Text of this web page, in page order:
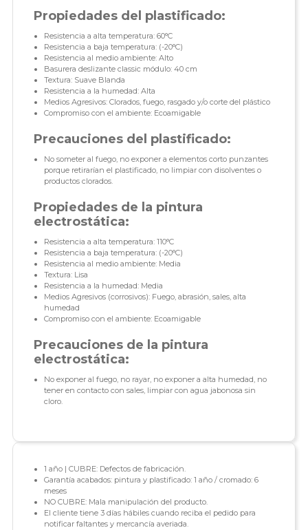
Propiedades del plastificado:
Resistencia a alta temperatura: 60°C
Resistencia a baja temperatura: (-20°C)
Resistencia al medio ambiente: Alto
Basurera deslizante classic módulo: 40 cm
Textura: Suave Blanda
Resistencia a la humedad: Alta
Medios Agresivos: Clorados, fuego, rasgado y/o corte del plástico
Compromiso con el ambiente: Ecoamigable
Precauciones del plastificado:
No someter al fuego, no exponer a elementos corto punzantes
porque retirarían el plastificado, no limpiar con disolventes o
productos clorados.
Propiedades de la pintura
electrostática:
Resistencia a alta temperatura: 110°C
Resistencia a baja temperatura: (-20°C)
Resistencia al medio ambiente: Media
Textura: Lisa
Resistencia a la humedad: Media
Medios Agresivos (corrosivos): Fuego, abrasión, sales, alta
humedad
Compromiso con el ambiente: Ecoamigable
Precauciones de la pintura
electrostática:
No exponer al fuego, no rayar, no exponer a alta humedad, no
tener en contacto con sales, limpiar con agua jabonosa sin
cloro.
1 año | CUBRE: Defectos de fabricación.
Garantía acabados: pintura y plastificado: 1 año / cromado: 6
meses
NO CUBRE: Mala manipulación del producto.
El cliente tiene 3 días hábiles cuando reciba el pedido para
notificar faltantes y mercancía averiada.